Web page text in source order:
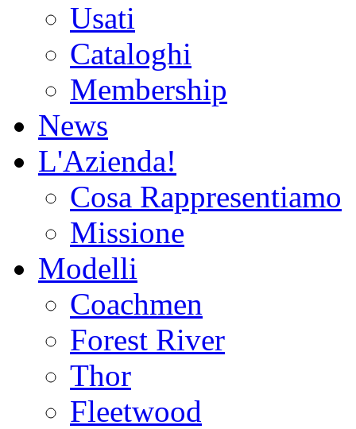
Usati
Cataloghi
Membership
News
L'Azienda!
Cosa Rappresentiamo
Missione
Modelli
Coachmen
Forest River
Thor
Fleetwood